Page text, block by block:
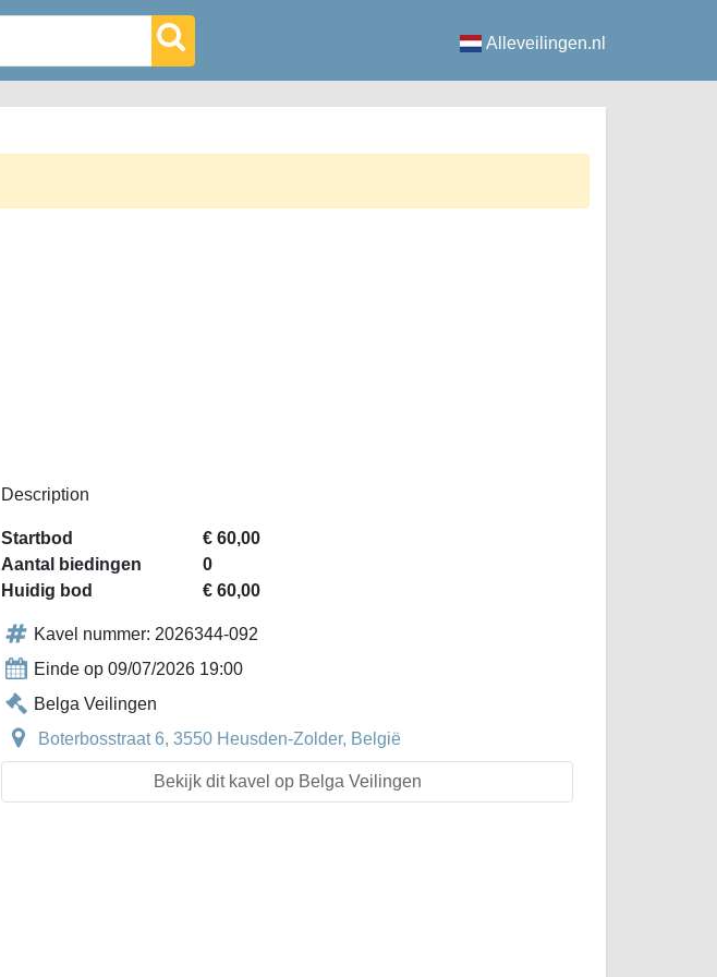
Alleveilingen.nl
Description
Startbod
€ 60,00
Aantal biedingen
0
Huidig bod
€ 60,00
Kavel nummer: 2026344-092
Einde op 09/07/2026 19:00
Belga Veilingen
Boterbosstraat 6, 3550 Heusden-Zolder, België
Bekijk dit kavel op Belga Veilingen